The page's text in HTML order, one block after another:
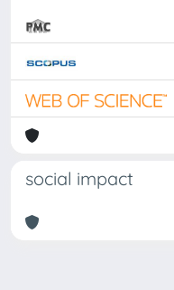
social impact